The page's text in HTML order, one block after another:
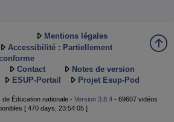
Mentions légales
Accessibilité : Partiellement
Contact
Notes de version
ESUP-Portail
Projet Esup-Pod
Éducation nationale - Version 3.8.4- 69607 vidéos
[ 470 days, 23:54:05 ]